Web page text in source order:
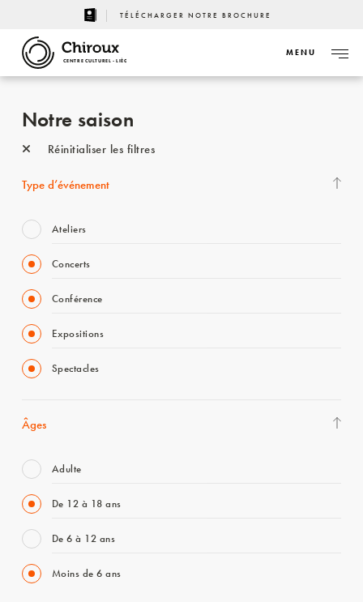
TÉLÉCHARGER NOTRE BROCHURE
CENTRE CULTUREL - LIÈGE
MENU
Notre saison
Réinitialiser les filtres
Type d’événement
Ateliers
Concerts
Conférence
Expositions
Spectacles
Âges
Adulte
De 12 à 18 ans
De 6 à 12 ans
Moins de 6 ans